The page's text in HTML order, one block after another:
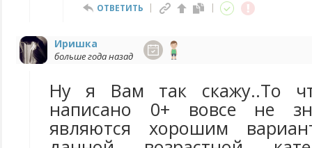
ОТВЕТИТЬ
Иришка
больше года назад
Ну я Вам так скажу..То
написано 0+ вовсе не
являются хорошим